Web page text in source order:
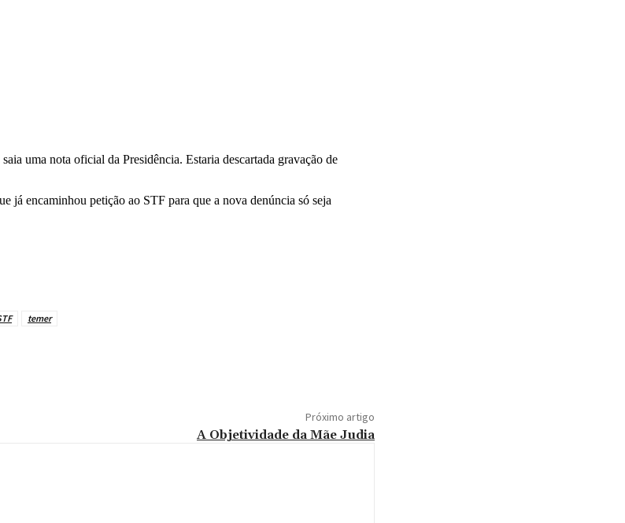
uma nota oficial da Presidência. Estaria descartada gravação de
já encaminhou petição ao STF para que a nova denúncia só seja
temer
Próximo artigo
A Objetividade da Mãe Judia